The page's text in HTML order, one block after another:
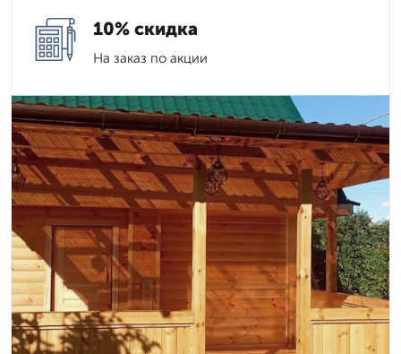
10% скидка
На заказ по акции